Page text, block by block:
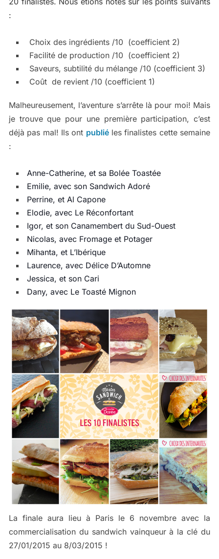
:
Choix des ingrédients /10 (coefficient 2)
Facilité de production /10 (coefficient 2)
Saveurs, subtilité du mélange /10 (coefficient 3)
Coût de revient /10 (coefficient 1)
Malheureusement, l’aventure s’arrête là pour moi! Mais
je trouve que pour une première participation, c’est
déjà pas mal! Ils ont publiéles finalistes cette semaine
:
Anne-Catherine, et sa Bolée Toastée
Emilie, avec son Sandwich Adoré
Perrine, et Al Capone
Elodie, avec Le Réconfortant
Igor, et son Canamembert du Sud-Ouest
Nicolas, avec Fromage et Potager
Mihanta, et L’Ibérique
Laurence, avec Délice D’Automne
Jessica, et son Cari
Dany, avec Le Toasté Mignon
La finale aura lieu à Paris le 6 novembre avec la
commercialisation du sandwich vainqueur à la clé du
27/01/2015 au 8/03/2015 !